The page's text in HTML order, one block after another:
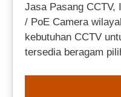
Jasa Pasang CCTV,
/ PoE Camera
kebutuhan CCTV
tersedia beragam